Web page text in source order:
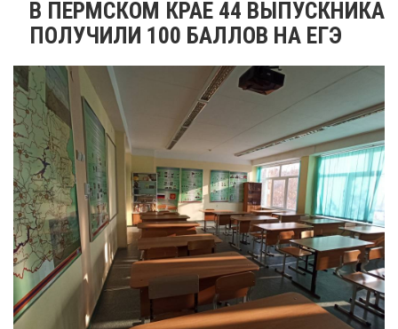
В ПЕРМСКОМ КРАЕ 44 ВЫПУСКНИКА
ПОЛУЧИЛИ 100 БАЛЛОВ НА ЕГЭ